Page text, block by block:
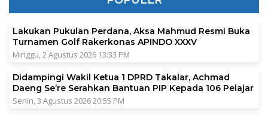
Lakukan Pukulan Perdana, Aksa Mahmud Resmi Buka
Turnamen Golf Rakerkonas APINDO XXXV
Minggu, 2 Agustus 2026 13:33 PM
Didampingi Wakil Ketua 1 DPRD Takalar, Achmad
Daeng Se’re Serahkan Bantuan PIP Kepada 106 Pelajar
Senin, 3 Agustus 2026 20:55 PM